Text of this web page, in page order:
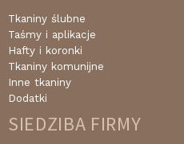
Tkaniny ślubne
Taśmy i aplikacje
Hafty i koronki
Tkaniny komunijne
Inne tkaniny
Dodatki
SIEDZIBA FIRMY